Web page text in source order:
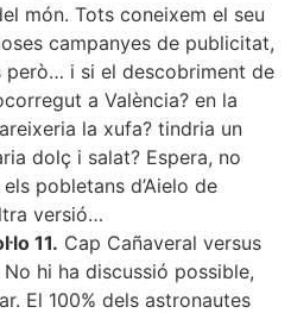
món. Tots coneixem el seu
campanyes de publicitat,
però… i si el descobriment de
a València? en la
la xufa? tindria un
dolç i salat? Espera, no
pobletans d’Aielo de
versió…
11. Cap Cañaveral versus
hi ha discussió possible,
El 100% dels astronautes